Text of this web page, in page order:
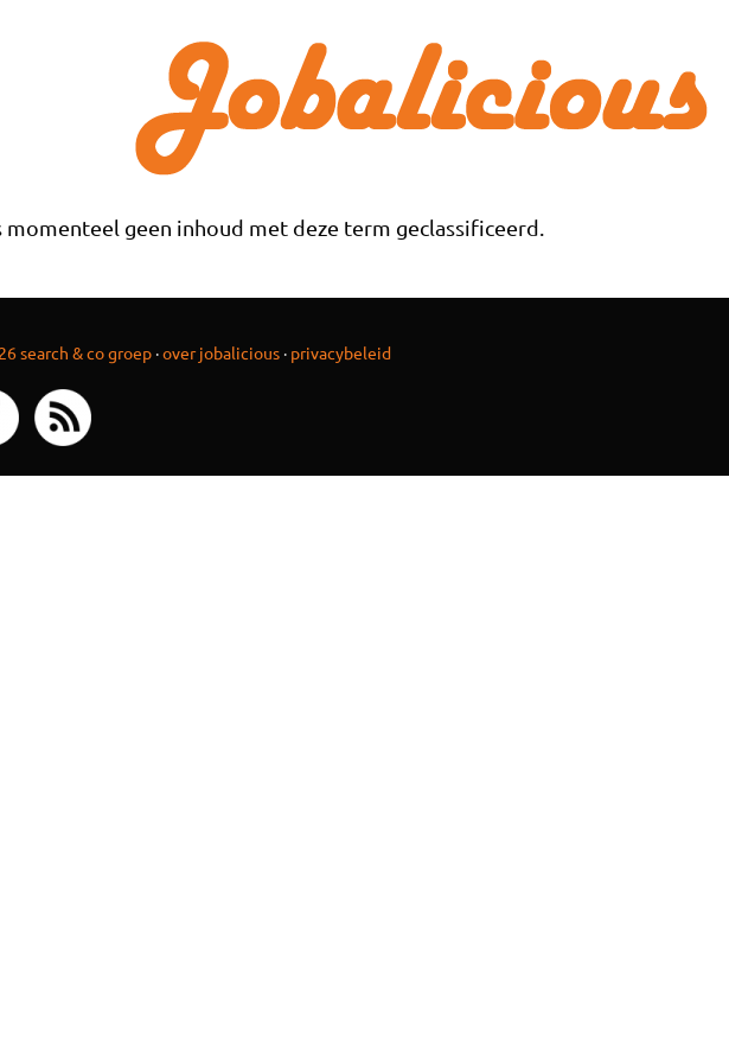
momenteel geen inhoud met deze term geclassificeerd.
search & co groep·over jobalicious· privacybeleid